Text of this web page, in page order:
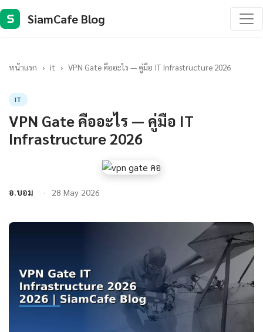
S SiamCafe Blog
หน้าแรก › it › VPN Gate คืออะไร — คู่มือ IT Infrastructure 2026
IT
VPN Gate คืออะไร — คู่มือ IT
Infrastructure 2026
อ.บอม 28 May 2026